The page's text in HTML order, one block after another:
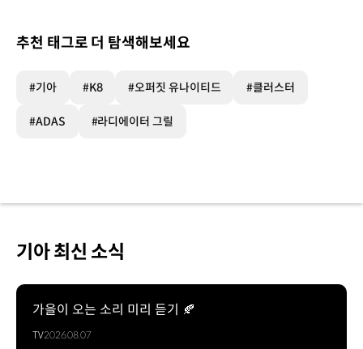
추천 태그로 더 탐색해보세요
#기아 #K8 #오퍼짓 유나이티드 #클러스터
#ADAS #라디에이터 그릴
기아 최신 소식
가을이 오는 소리 미리 듣기 🍂
TV2026.08.07